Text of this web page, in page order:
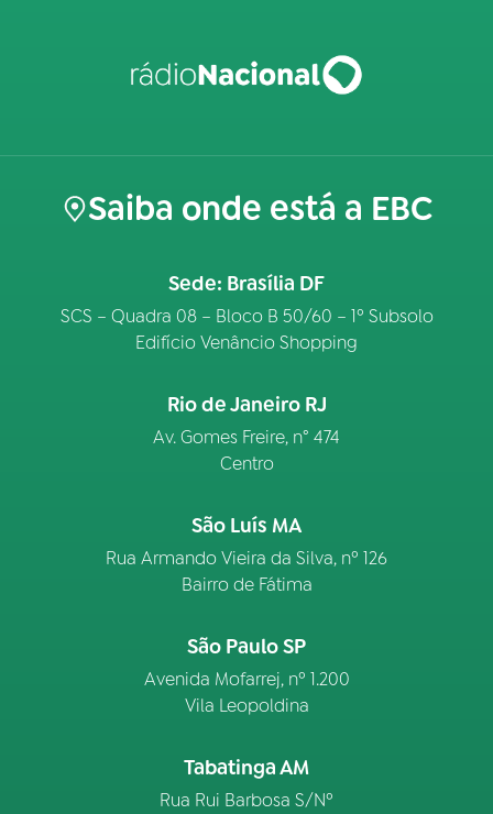
Saiba onde está a EBC
Sede: Brasília DF
SCS – Quadra 08 – Bloco B 50/60 – 1º Subsolo
Edifício Venâncio Shopping
Rio de Janeiro RJ
Av. Gomes Freire, n° 474
Centro
São Luís MA
Rua Armando Vieira da Silva, nº 126
Bairro de Fátima
São Paulo SP
Avenida Mofarrej, nº 1.200
Vila Leopoldina
Tabatinga AM
Rua Rui Barbosa S/Nº